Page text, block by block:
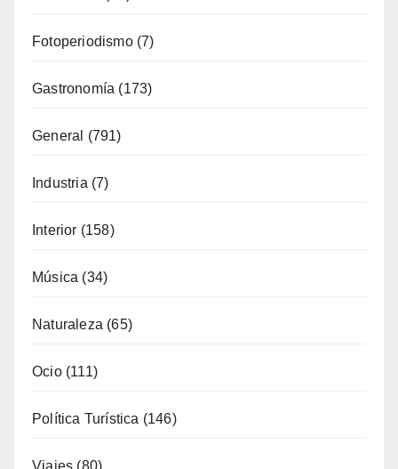
Formación(51)
Fotoperiodismo(7)
Gastronomía(173)
General(791)
Industria(7)
Interior(158)
Música(34)
Naturaleza
Ocio(111)
Política Turística